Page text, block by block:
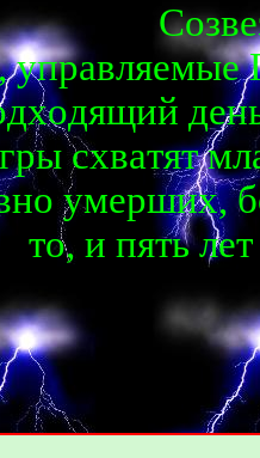
yпpaвляeмыe
cxвaтят
yмepшиx,
тo, и пять